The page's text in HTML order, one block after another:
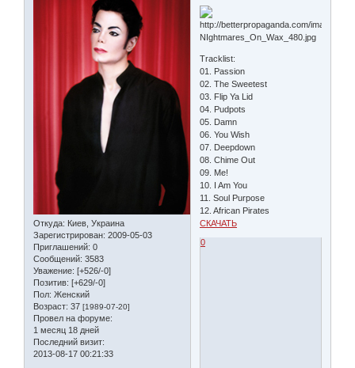
Откуда: Киев, Украина
Зарегистрирован: 2009-05-03
Приглашений: 0
Сообщений: 3583
Уважение: [+526/-0]
Позитив: [+629/-0]
Пол: Женский
Возраст: 37 [1989-07-20]
Провел на форуме:
1 месяц 18 дней
Последний визит:
2013-08-17 00:21:33
Tracklist:
01. Passion
02. The Sweetest
03. Flip Ya Lid
04. Pudpots
05. Damn
06. You Wish
07. Deepdown
08. Chime Out
09. Me!
10. I Am You
11. Soul Purpose
12. African Pirates
СКАЧАТЬ
0